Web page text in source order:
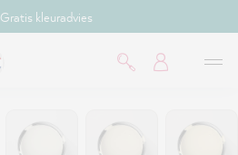
Gratis kleuradvies